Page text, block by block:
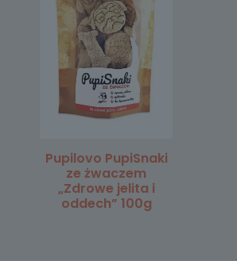
Pupilovo PupiSnaki
ze żwaczem
„Zdrowe jelita i
oddech” 100g